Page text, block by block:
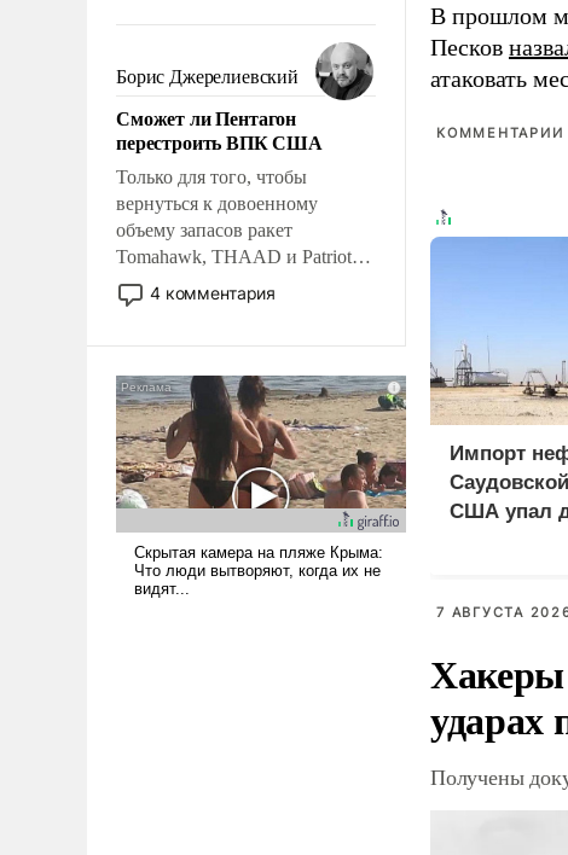
сложна и амбициозна. Однако
и ее реализация радикально
поднимет наши боевые
возможности.
Борис Джерелиевский
Сможет ли Пентагон
перестроить ВПК США
Только для того, чтобы
вернуться к довоенному
объему запасов ракет
Tomahawk, THAAD и Patriot
США потребуется более трех
лет. Даже небольшая война с
Сложившаяся ситуация
означает многолетний период
уязвимости США, например,
перед Китаем.
4 комментария
В прошлом
Песков
атаковать
КОММЕНТАРИИ
Импорт
США упал
7 АВГУСТА
ударах
Получены